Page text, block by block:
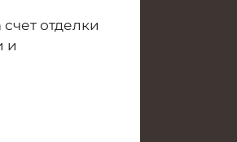
счет отделки
и